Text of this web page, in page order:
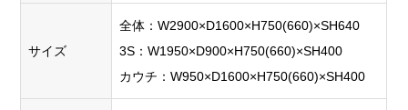
サイズ
全体：W2900×D1600×H750(660)×SH640
3S：W1950×D900×H750(660)×SH400
カウチ：W950×D1600×H750(660)×SH400